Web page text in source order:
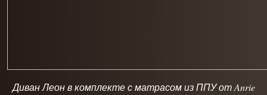
Диван Леон в комплекте с матрасом из ППУ от Anrie